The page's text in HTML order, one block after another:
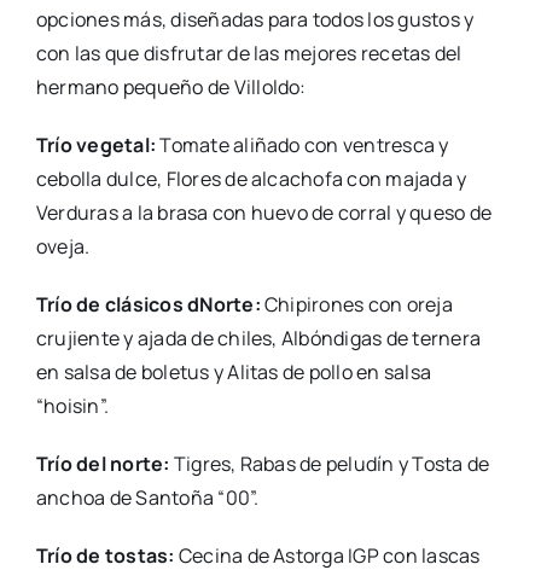
opciones más, diseñadas para todos los gustos y
con las que disfrutar de las mejores recetas del
hermano pequeño de Villoldo:
Trío vegetal:Tomate aliñado con ventresca y
cebolla dulce, Flores de alcachofa con majada y
Verduras a la brasa con huevo de corral y queso de
oveja.
Trío de clásicos dNorte:Chipirones con oreja
crujiente y ajada de chiles, Albóndigas de ternera
en salsa de boletus y Alitas de pollo en salsa
“hoisin”.
Trío del norte: Tigres, Rabas de peludín y Tosta de
anchoa de Santoña “00”.
Trío de tostas: Cecina de Astorga IGP con lascas